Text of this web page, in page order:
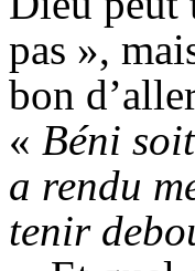
pas »,
bon
« Béni
a rendu
tenir